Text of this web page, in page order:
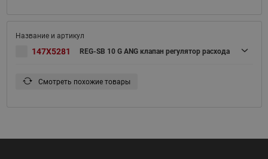
147X5281 REG-SB 10 G ANG клапан регулятор расхода
Смотреть похожие товары